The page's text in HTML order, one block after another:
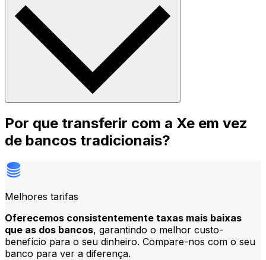
Por que transferir com a Xe em vez
de bancos tradicionais?
Melhores tarifas
Oferecemos consistentemente taxas mais baixas
que as dos bancos, garantindo o melhor custo-
benefício para o seu dinheiro. Compare-nos com o seu
banco para ver a diferença.